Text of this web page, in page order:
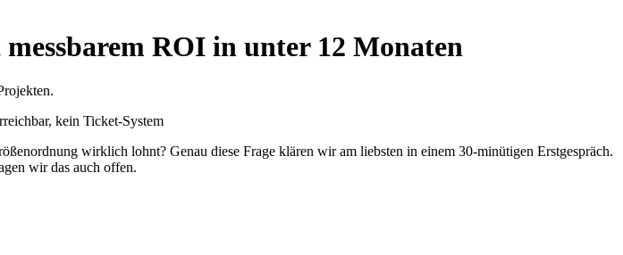
ROI in unter 12 Monaten
kein Ticket-System
wirklich lohnt? Genau diese Frage klären wir am liebsten in einem 30-minütigen Erstgespräch.
wir das auch offen.